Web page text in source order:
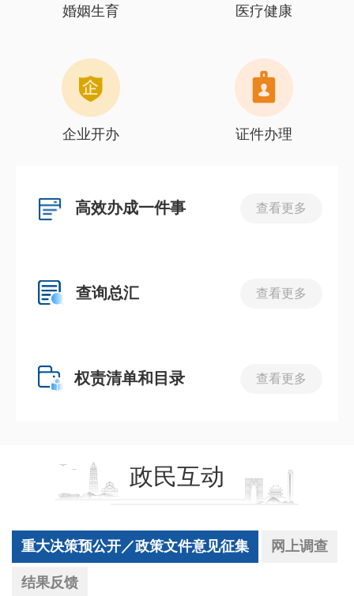
婚姻生育 医疗健康
企业开办 证件办理
高效办成一件事 查看更多
查询总汇 查看更多
权责清单和目录 查看更多
政民互动
重大决策预公开／政策文件意见征集 网上调查
结果反馈